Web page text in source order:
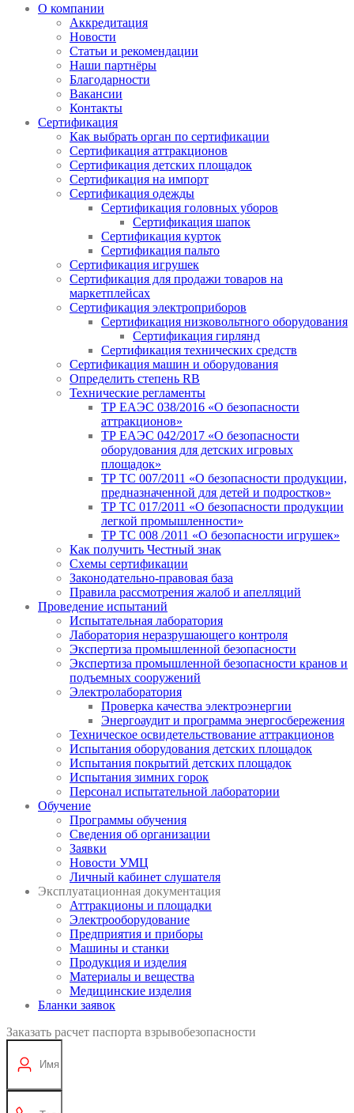
О компании
Аккредитация
Новости
Статьи и рекомендации
Наши партнёры
Благодарности
Вакансии
Контакты
Сертификация
Как выбрать орган по сертификации
Сертификация аттракционов
Сертификация детских площадок
Сертификация на импорт
Сертификация одежды
Сертификация головных уборов
Сертификация шапок
Сертификация курток
Сертификация пальто
Сертификация игрушек
Сертификация для продажи товаров на
маркетплейсах
Сертификация электроприборов
Сертификация низковольтного оборудования
Сертификация гирлянд
Сертификация технических средств
Сертификация машин и оборудования
Определить степень RB
Технические регламенты
ТР ЕАЭС 038/2016 «О безопасности
аттракционов»
ТР ЕАЭС 042/2017 «О безопасности
оборудования для детских игровых
площадок»
ТР ТС 007/2011 «О безопасности продукции,
предназначенной для детей и подростков»
ТР ТС 017/2011 «О безопасности продукции
легкой промышленности»
ТР ТС 008 /2011 «О безопасности игрушек»
Как получить Честный знак
Схемы сертификации
Законодательно-правовая база
Правила рассмотрения жалоб и апелляций
Проведение испытаний
Испытательная лаборатория
Лаборатория неразрушающего контроля
Экспертиза промышленной безопасности
Экспертиза промышленной безопасности кранов и
подъемных сооружений
Электролаборатория
Проверка качества электроэнергии
Энергоаудит и программа энергосбережения
Техническое освидетельствование аттракционов
Испытания оборудования детских площадок
Испытания покрытий детских площадок
Испытания зимних горок
Персонал испытательной лаборатории
Обучение
Программы обучения
Сведения об организации
Заявки
Новости УМЦ
Личный кабинет слушателя
Эксплуатационная документация
Аттракционы и площадки
Электрооборудование
Предприятия и приборы
Машины и станки
Продукция и изделия
Материалы и вещества
Медицинские изделия
Бланки заявок
Заказать расчет паспорта взрывобезопасности